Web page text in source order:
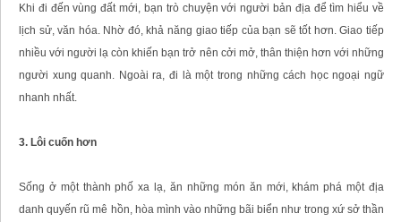
Khi đi đến vùng đất mới, bạn trò chuyện với người bản địa để tìm hiểu về
lịch sử, văn hóa. Nhờ đó, khả năng giao tiếp của bạn sẽ tốt hơn. Giao tiếp
nhiều với người lạ còn khiến bạn trở nên cởi mở, thân thiện hơn với những
người xung quanh. Ngoài ra, đi là một trong những cách học ngoại ngữ
nhanh nhất.
3. Lôi cuốn hơn
Sống ở một thành phố xa lạ, ăn những món ăn mới, khám phá một địa
danh quyến rũ mê hồn, hòa mình vào những bãi biển như trong xứ sở thần